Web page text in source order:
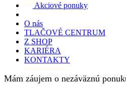
Akciové ponuky
O nás
TLAČOVÉ CENTRUM
Z SHOP
KARIÉRA
KONTAKTY
Mám záujem o nezáväznú